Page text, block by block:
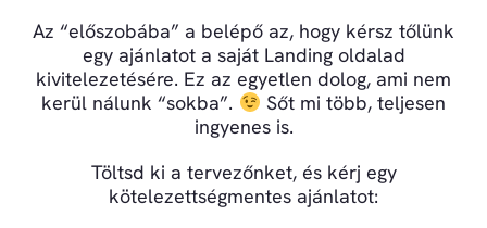
Az “előszobába” a belépő az, hogy kérsz tőlünk
egy ajánlatot a saját Landing oldalad
kivitelezetésére. Ez az egyetlen dolog, ami nem
kerül nálunk “sokba”.
Sőt mi több, teljesen
ingyenes is.
Töltsd ki a tervezőnket, és kérj egy
kötelezettségmentes ajánlatot: